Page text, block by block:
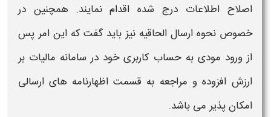
اصلاح اطلاعات درج شده اقدام نمایند. همچنین در
خصوص نحوه ارسال الحاقیه نیز باید گفت که این امر پس
از ورود مودی به حساب کاربری خود در سامانه مالیات بر
ارزش افزوده و مراجعه به قسمت اظهارنامه های ارسالی
امکان پذیر می باشد.